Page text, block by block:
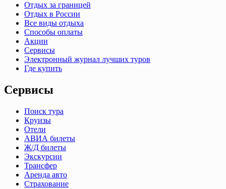
Отдых за границей
Отдых в России
Все виды отдыха
Способы оплаты
Акции
Сервисы
Электронный журнал лучших туров
Где купить
Сервисы
Поиск тура
Круизы
Отели
АВИА билеты
Ж/Д билеты
Экскурсии
Трансфер
Аренда авто
Страхование